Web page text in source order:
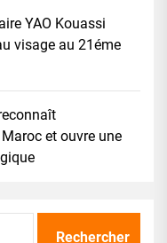
YAO Kouassi
visage au 21éme
et ouvre une